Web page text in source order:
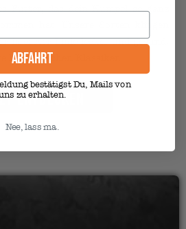
Futter, das dein Kumpel so ganz
hat. Unsere Sorten klingen
in erster Linie lecker und gesund.
kulinarischen Klassiker.
entdecken
ABFAHRT
bestätigst Du, Mails von
zu erhalten.
Nee, lass ma.